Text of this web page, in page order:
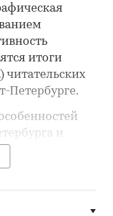
итоги
читательских
Петербурге.
и
и по